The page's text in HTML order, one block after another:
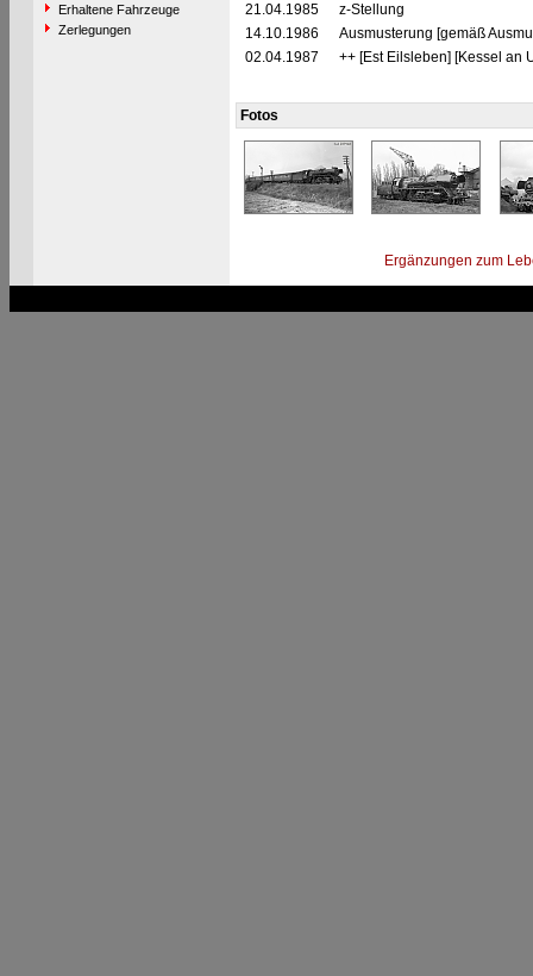
Erhaltene Fahrzeuge
Zerlegungen
21.04.1985
z-Stellung
14.10.1986
Ausmusterung [gemäß
02.04.1987
++ [Est Eilsleben] [Kessel an
Fotos
Ergänzungen zum